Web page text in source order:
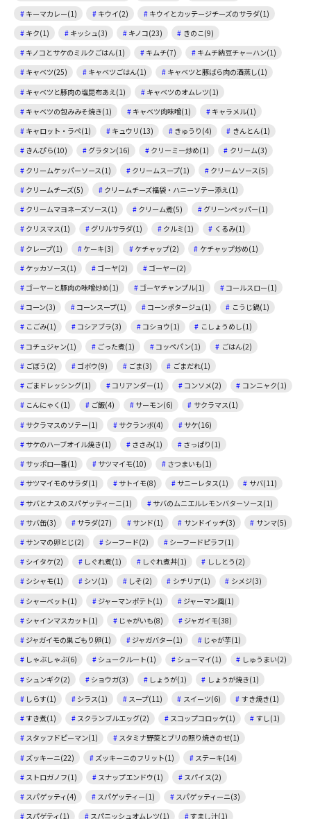
キーマカレー(1)
キウイ(2)
キウイとカッテージチーズのサラダ(1)
キク(1)
キッシュ(3) キノコ(23)
きのこ(9)
キノコとサケのミルクごはん(1)
キムチ(7)
キムチ納豆チャーハン(1)
キャベツ(25)
キャベツごはん(1)
キャベツと豚ばら肉の酒蒸し(1)
キャベツと豚肉の塩昆布あえ(1)
キャベツのオムレツ(1)
キャベツの包みみそ焼き(1)
キャベツ肉味噌(1)
キャラメル(1)
キャロット・ラペ(1)
キュウリ(13) きゅうり(4)
きんとん(1)
きんぴら(10)
グラタン(16) クリーミー炒め(1)
クリーム(3)
クリームケッパーソース(1)
クリームスープ(1)
クリームソース(5)
クリームチーズ(5)
クリームチーズ福袋・ハニーソテー添え(1)
クリームマヨネーズソース(1)
クリーム煮(5)
グリーンペッパー(1)
クリスマス(1)
グリルサラダ(1) クルミ(1)
くるみ(1)
クレープ(1)
ケーキ(3) ケチャップ(2)
ケチャップ炒め(1)
ケッカソース(1)
ゴーヤ(2)
ゴーヤー(2)
ゴーヤーと豚肉の味噌炒め(1)
ゴーヤチャンプル(1)
コールスロー(1)
コーン(3)
コーンスープ(1) コーンポタージュ(1)
こうじ鍋(1)
こごみ(1)
コシアブラ(3) コショウ(1)
こしょうめし(1)
コチュジャン(1)
ごった煮(1) コッペパン(1)
ごはん(2)
ごぼう(2)
ゴボウ(9) ごま(3)
ごまだれ(1)
ごまドレッシング(1)
コリアンダー(1) コンソメ(2)
コンニャク(1)
こんにゃく(1)
ご飯(4) サーモン(6)
サクラマス(1)
サクラマスのソテー(1)
サクランボ(4)
サケ(16)
サケのハーブオイル焼き(1)
ささみ(1)
さっぱり(1)
サッポロ一番(1)
サツマイモ(10)
さつまいも(1)
サツマイモのサラダ(1)
サトイモ(8) サニーレタス(1)
サバ(11)
サバとナスのスパゲッティーニ(1)
サバのムニエルレモンバターソース(1)
サバ缶(3)
サラダ(27) サンド(1) サンドイッチ(3)
サンマ(5)
サンマの卵とじ(2)
シーフード(2)
シーフードピラフ(1)
シイタケ(2)
しぐれ煮(1) しぐれ煮丼(1)
ししとう(2)
シシャモ(1)
シソ(1) しそ(2) シチリア(1)
シメジ(3)
シャーベット(1)
ジャーマンポテト(1)
ジャーマン風(1)
シャインマスカット(1)
じゃがいも(8)
ジャガイモ(38)
ジャガイモの巣ごもり卵(1)
ジャガバター(1)
じゃが芋(1)
しゃぶしゃぶ(6)
シュークルート(1) シューマイ(1)
しゅうまい(2)
シュンギク(2)
ショウガ(3) しょうが(1)
しょうが焼き(1)
しらす(1)
シラス(1) スープ(11) スイーツ(6)
すき焼き(1)
すき煮(1)
スクランブルエッグ(2) スコップコロッケ(1)
すし(1)
スタッフドピーマン(1)
スタミナ野菜とブリの照り焼きのせ(1)
ズッキーニ(22)
ズッキーニのフリット(1)
ステーキ(14)
ストロガノフ(1)
スナップエンドウ(1)
スパイス(2)
スパゲッティ(4)
スパゲッティー(1)
スパゲッティーニ(3)
スパゲティ(1)
スパニッシュオムレツ(1) すまし汁(1)